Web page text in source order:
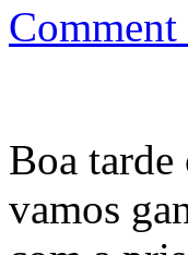
Comment
Boa
vamos